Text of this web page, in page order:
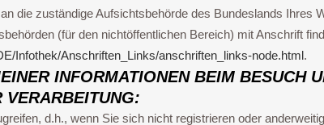
die zuständige Aufsichtsbehörde des Bundeslands Ihres
(für den nichtöffentlichen Bereich) mit Anschrift
Infothek/Anschriften_Links/anschriften_links-node.html.
INFORMATIONEN BEIM BESUCH
VERARBEITUNG:
d.h., wenn Sie sich nicht registrieren oder